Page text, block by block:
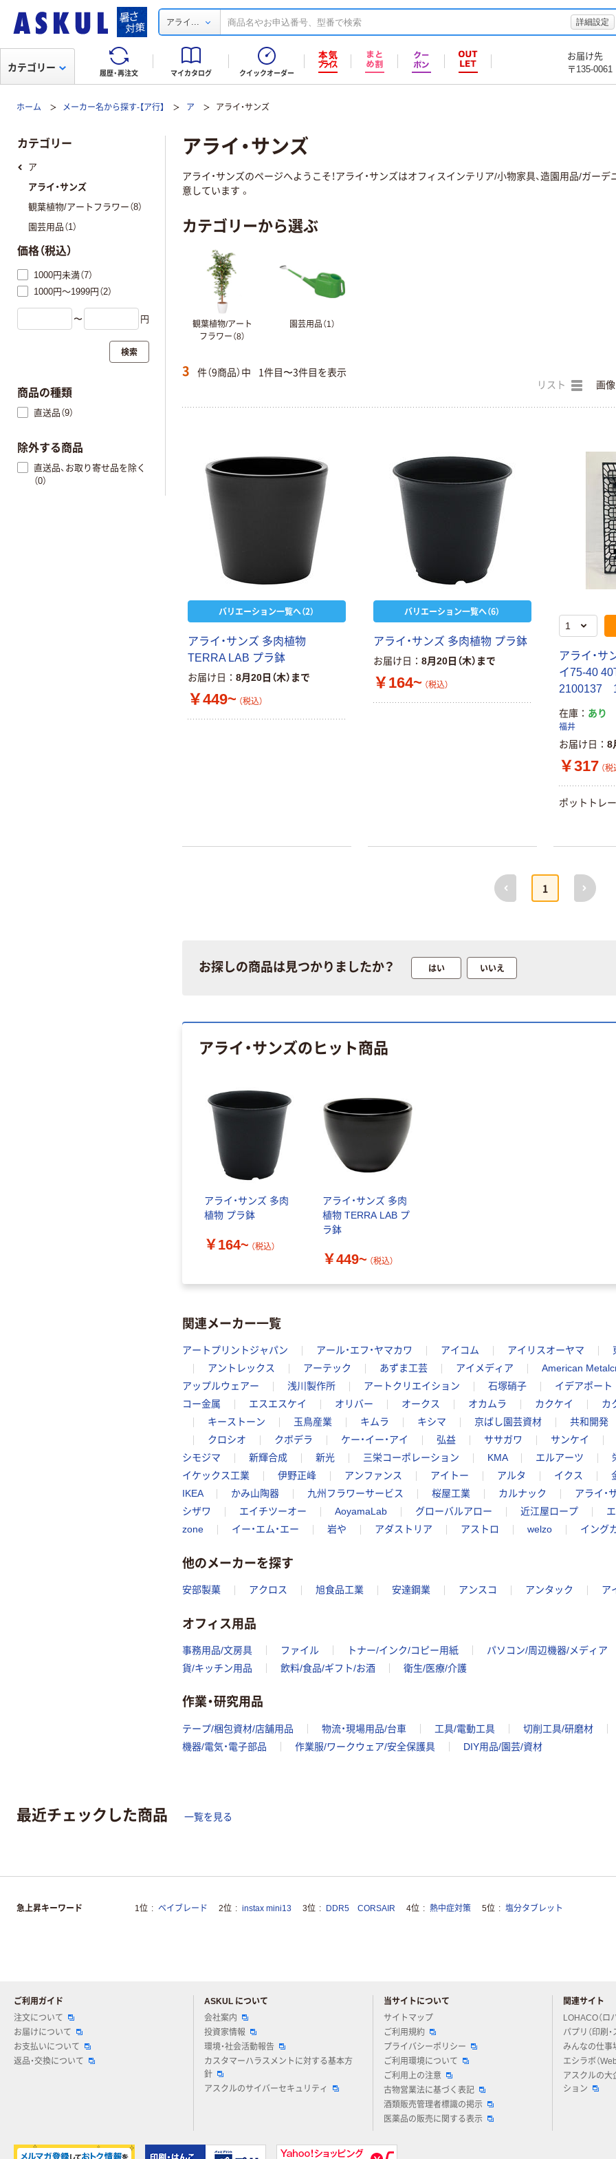
アライ ... 詳細設定
履歴・再注文 マイカタログ クイックオーダー
お届け先
〒135-0061
カテゴリー
ホーム メーカー名から探す-【ア行】 ア アライ・サンズ
アライ・サンズ
アライ・サンズのページへようこそ！アライ・サンズはオフィスインテリア/小物家具、造園用品/ガー
意しています 。
カテゴリーから選ぶ
観葉植物/アート
フラワー（8）
園芸用品（1）
3 件（9商品）中 1件目〜3件目を表示
リスト 画像
バリエーション一覧へ（2）
アライ・サンズ 多肉植物
TERRA LAB プラ鉢
お届け日 8月20日（木）まで
￥449~ （税込）
バリエーション一覧へ（6）
アライ・サンズ 多肉植物 プラ鉢
お届け日 8月20日（木）まで
￥164~ （税込）
アライ・サ
イ75-40
2100137 1
在庫 あり
福井
お届け日 8
￥317 （税
ポットトレー
前へ
1
次へ
お探しの商品は見つかりましたか？ はい いいえ
アライ・サンズのヒット商品
アライ・サンズ 多肉
植物 プラ鉢
￥164~ （税込）
アライ・サンズ 多肉
植物 TERRA LAB プ
ラ鉢
￥449~ （税込）
関連メーカー一覧
アートプリントジャパン アール・エフ・ヤマカワ アイコム アイリスオーヤマ
アントレックス
アーテック あずま工芸 アイメディア American
アップルウェアー
浅川製作所 アートクリエイション 石塚硝子 イデアポート
コー金属
エスエスケイ オリバー オークス オカムラ カクケイ カ
キーストーン
玉鳥産業 キムラ キシマ 京ばし園芸資材 共和開発
クロシオ
クボデラ ケー・イー・アイ 弘益 ササガワ サンケイ
シモジマ
新輝合成 新光 三栄コーポレーション KMA エルアーツ
イケックス工業
伊野正峰 アンファンス アイトー アルタ イクス
IKEA
かみ山陶器 九州フラワーサービス 桜屋工業 カルナック アライ・
シザワ
エイチツーオー AoyamaLab グローバルアロー 近江屋ロープ
zone
イー・エム・エー 岩や アダストリア アストロ welzo イング
他のメーカーを探す
安部製菓 アクロス 旭食品工業 安達鋼業 アンスコ アンタック ア
オフィス用品
事務用品/文房具 ファイル トナー/インク/コピー用紙 パソコン/周辺機器/メディア
貨/キッチン用品
飲料/食品/ギフト/お酒 衛生/医療/介護
作業・研究用品
テープ/梱包資材/店舗用品 物流・現場用品/台車 工具/電動工具 切削工具/研磨材
機器/電気・電子部品
作業服/ワークウェア/安全保護具 DIY用品/園芸/資材
カテゴリー
ア
アライ・サンズ
観葉植物/アートフラワー（8）
園芸用品（1）
価格（税込）
1000円未満（7）
1000円～1999円（2）
〜 円
検索
商品の種類
直送品（9）
除外する商品
直送品、お取り寄せ品を除く
（0）
最近チェックした商品 一覧を見る
急上昇キーワード 1位 ベイブレード 2位 instax mini13 3位 DDR5 CORSAIR 4位 熱中症対策 5位 塩分タブレット
ご利用ガイド
注文について
お届けについて
お支払いについて
返品・交換について
ASKUL について
会社案内
投資家情報
環境・社会活動報告
カスタマーハラスメントに対する基本方
針
アスクルのサイバーセキュリティ
当サイトについて
サイトマップ
ご利用規約
プライバシーポリシー
ご利用環境について
ご利用上の注意
古物営業法に基づく表記
酒類販売管理者標識の掲示
医薬品の販売に関する表示
関連サイト
LOHACO（ロ
パプリ（印刷・
みんなの仕事
エシラボ（
アスクルの大
ション